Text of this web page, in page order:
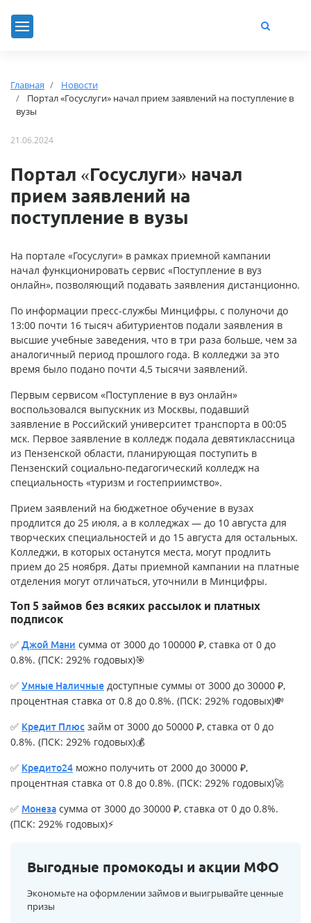
Главная
Новости
Портал «Госуслуги» начал прием заявлений на поступление в
вузы
21.06.2024
Портал «Госуслуги» начал
прием заявлений на
поступление в вузы
На портале «Госуслуги» в рамках приемной кампании
начал функционировать сервис «Поступление в вуз
онлайн», позволяющий подавать заявления дистанционно.
По информации пресс-службы Минцифры, с полуночи до
13:00 почти 16 тысяч абитуриентов подали заявления в
высшие учебные заведения, что в три раза больше, чем за
аналогичный период прошлого года. В колледжи за это
время было подано почти 4,5 тысячи заявлений.
Первым сервисом «Поступление в вуз онлайн»
воспользовался выпускник из Москвы, подавший
заявление в Российский университет транспорта в 00:05
мск. Первое заявление в колледж подала девятиклассница
из Пензенской области, планирующая поступить в
Пензенский социально-педагогический колледж на
специальность «туризм и гостеприимство».
Прием заявлений на бюджетное обучение в вузах
продлится до 25 июля, а в колледжах — до 10 августа для
творческих специальностей и до 15 августа для остальных.
Колледжи, в которых останутся места, могут продлить
прием до 25 ноября. Даты приемной кампании на платные
отделения могут отличаться, уточнили в Минцифры.
Топ 5 займов без всяких рассылок и платных
подписок
✅ Джой Мани сумма от 3000 до 100000 ₽, ставка от 0 до
0.8%. (ПСК: 292% годовых)🎯
✅ Умные Наличные доступные суммы от 3000 до 30000 ₽,
процентная ставка от 0.8 до 0.8%. (ПСК: 292% годовых)💸
✅ Кредит Плюс займ от 3000 до 50000 ₽, ставка от 0 до
0.8%. (ПСК: 292% годовых)💰
✅ Кредито24 можно получить от 2000 до 30000 ₽,
процентная ставка от 0.8 до 0.8%. (ПСК: 292% годовых)🚀
✅ Монеза сумма от 3000 до 30000 ₽, ставка от 0 до 0.8%.
(ПСК: 292% годовых)⚡
Выгодные промокоды и акции МФО
Экономьте на оформлении займов и выигрывайте ценные
призы